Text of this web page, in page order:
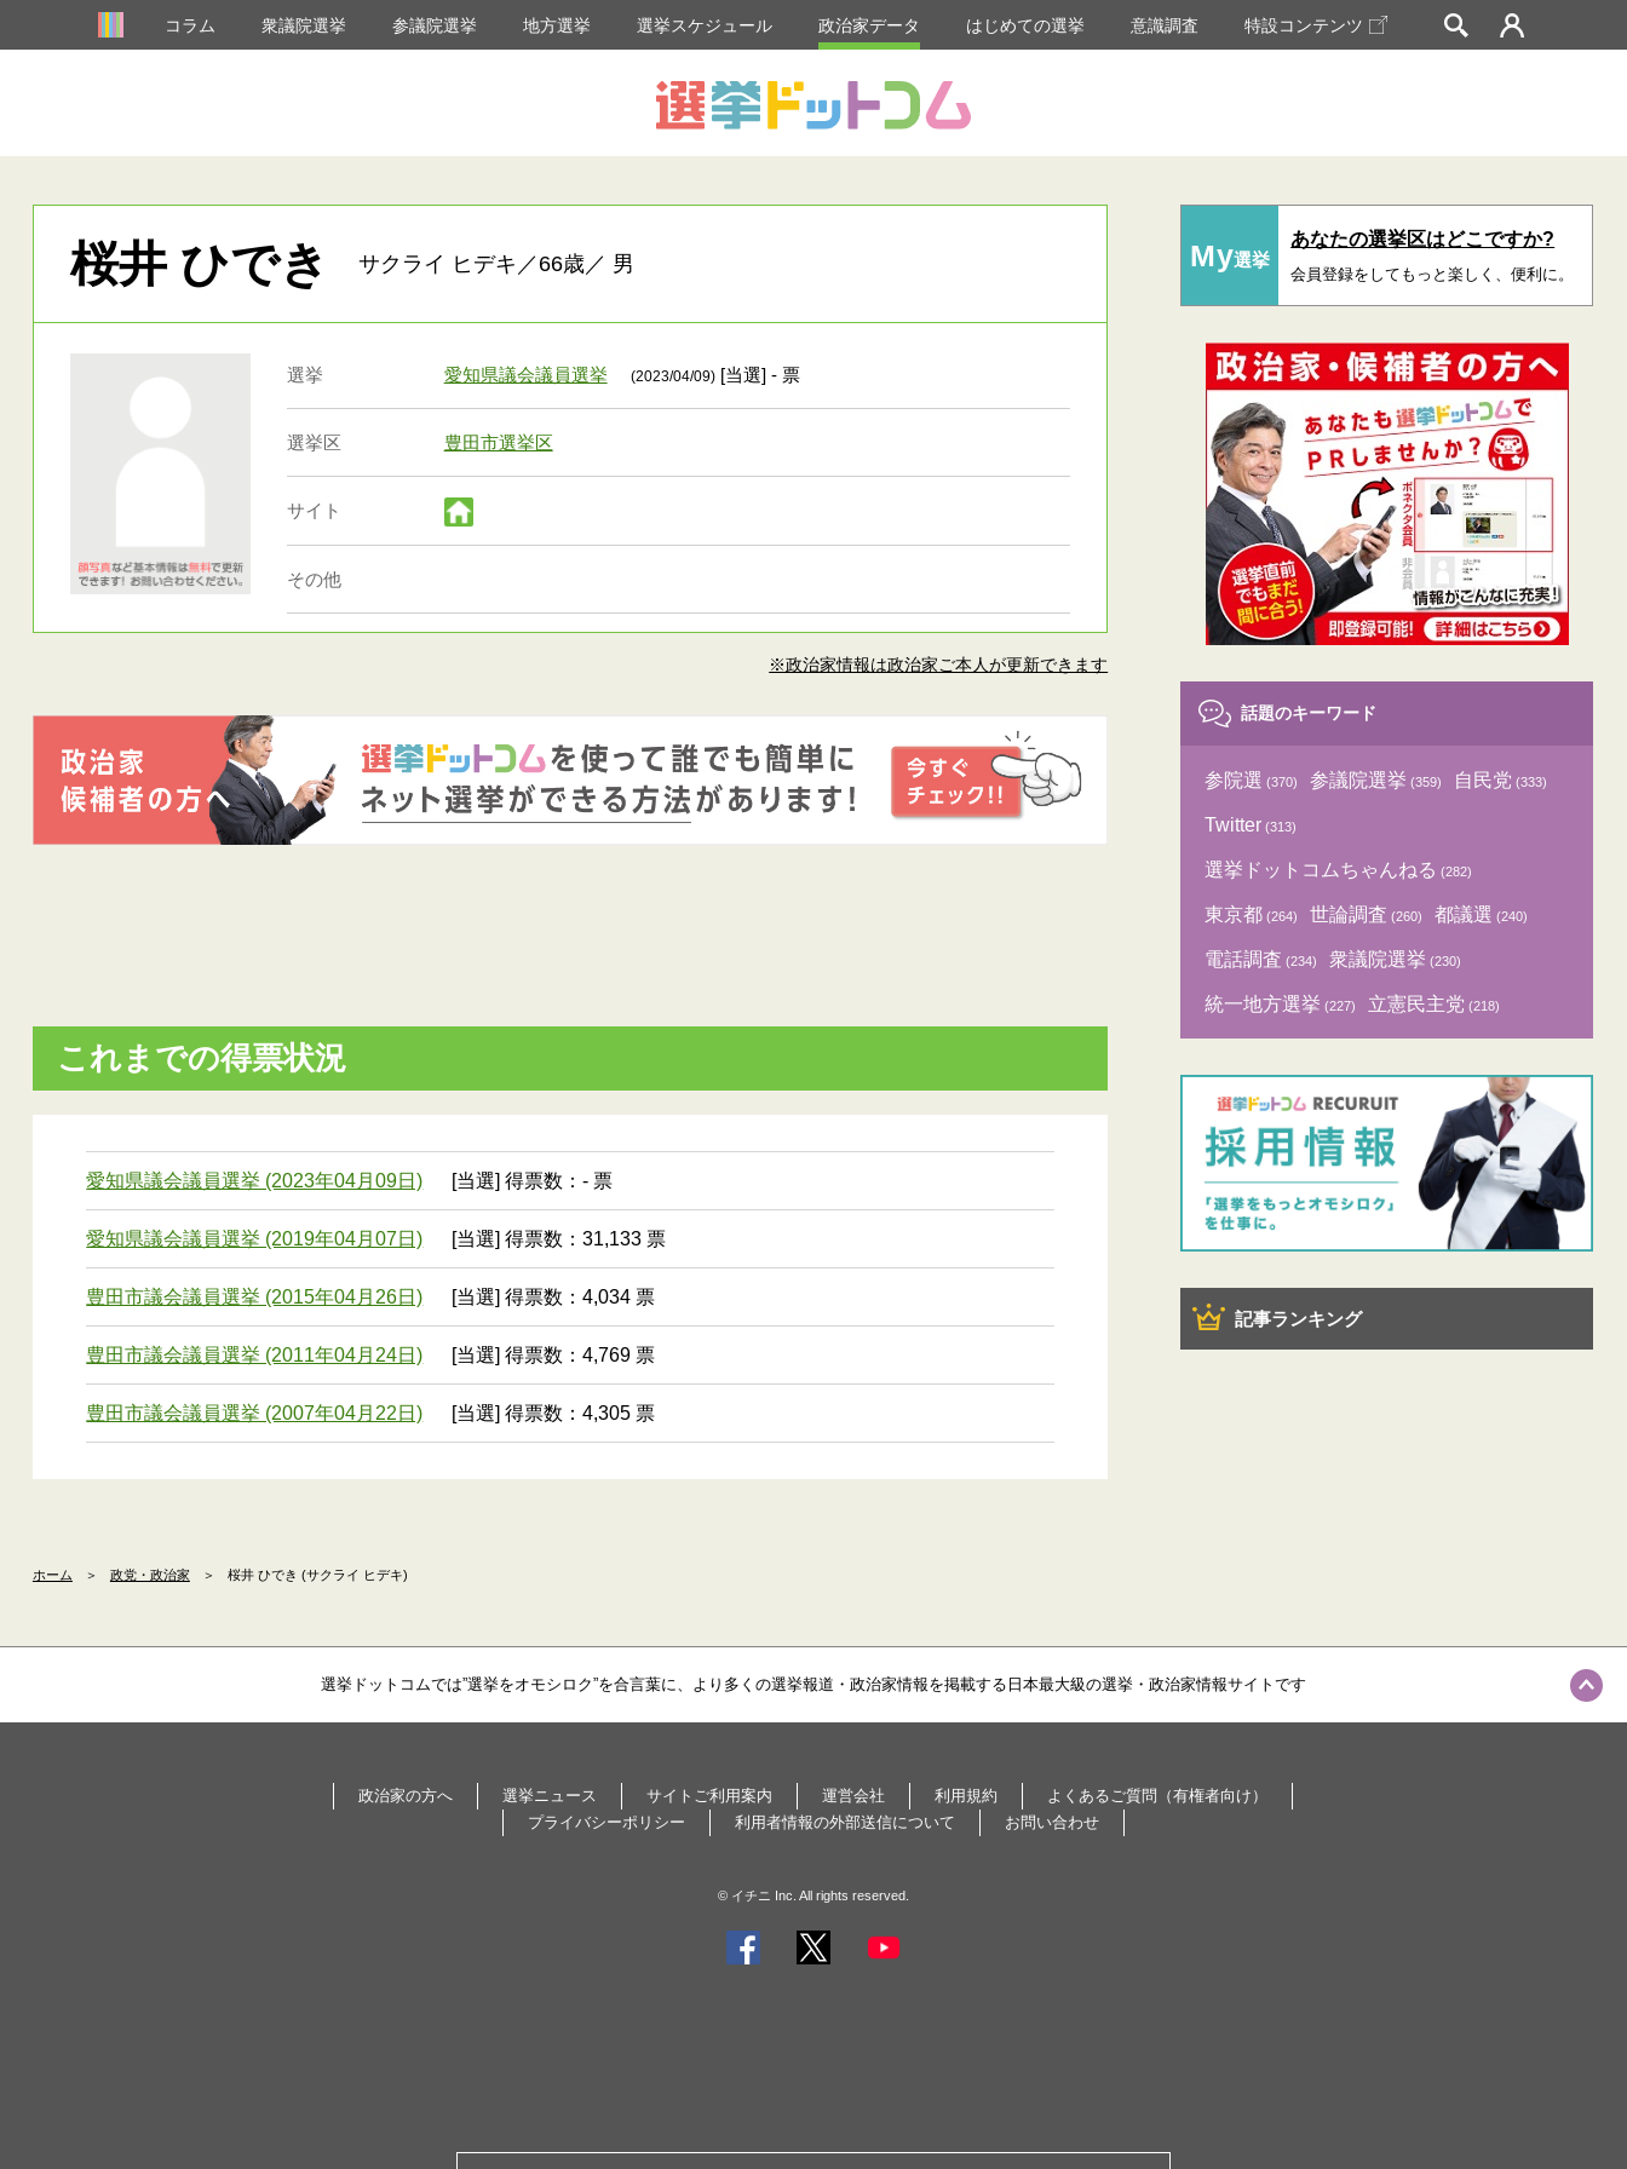
コラム 衆議院選挙 参議院選挙 地方選挙 選挙スケジュール 政治家データ はじめての選挙 意識調査 特設コンテンツ
桜井 ひでき サクライ ヒデキ／66歳／ 男
選挙 愛知県議会議員選挙 (2023/04/09)[当選] - 票
選挙区 豊田市選挙区
サイト
その他
※政治家情報は政治家ご本人が更新できます
これまでの得票状況
愛知県議会議員選挙 (2023年04月09日) [当選] 得票数：- 票
愛知県議会議員選挙 (2019年04月07日) [当選] 得票数：31,133 票
豊田市議会議員選挙 (2015年04月26日) [当選] 得票数：4,034 票
豊田市議会議員選挙 (2011年04月24日) [当選] 得票数：4,769 票
豊田市議会議員選挙 (2007年04月22日) [当選] 得票数：4,305 票
My選挙
あなたの選挙区はどこですか?
会員登録をしてもっと楽しく、便利に。
話題のキーワード
参院選 (370) 参議院選挙 (359) 自民党 (333)
Twitter (313)
選挙ドットコムちゃんねる (282)
東京都 (264) 世論調査 (260) 都議選 (240)
電話調査 (234) 衆議院選挙 (230)
統一地方選挙 (227) 立憲民主党 (218)
記事ランキング
ホーム ＞ 政党・政治家 ＞ 桜井 ひでき (サクライ ヒデキ)
選挙ドットコムでは”選挙をオモシロク”を合言葉に、より多くの選挙報道・政治家情報を掲載する日本最大級の選挙・政治家情報サイトです
政治家の方へ 選挙ニュース サイトご利用案内 運営会社 利用規約
よくあるご質問（有権者向け）
プライバシーポリシー
利用者情報の外部送信について お問い合わせ
© イチニ Inc. All rights reserved.